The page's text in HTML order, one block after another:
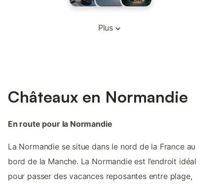
Plus
Châteaux en Normandie
En route pour la Normandie
La Normandie se situe dans le nord de la France au
bord de la Manche. La Normandie est l’endroit idéal
pour passer des vacances reposantes entre plage,